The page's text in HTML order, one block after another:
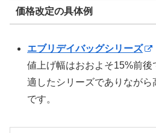
価格改定の具体例
エブリデイバッグシリーズ
値上げ幅はおおよそ15%前後
適したシリーズでありながら
です。